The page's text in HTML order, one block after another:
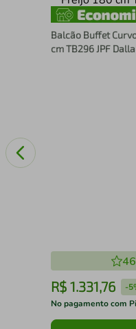
Balcão Buffet
cm TB296 JPF
R$ 1.331,76 -
No pagamento com